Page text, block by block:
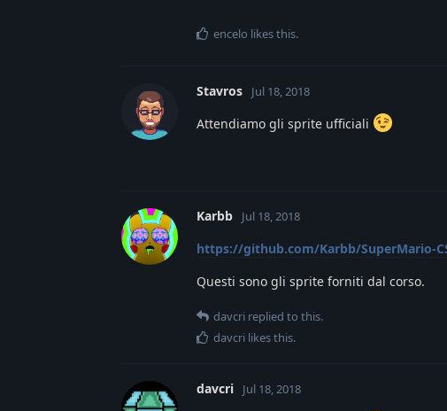
encelo likes this.
Stavros Jul 18, 2018
Attendiamo gli sprite ufficiali
Karbb Jul 18, 2018
https://github.com/Karbb/SuperMario-
Questi sono gli sprite forniti dal corso.
davcri replied to this.
davcri likes this.
davcri Jul 18, 2018